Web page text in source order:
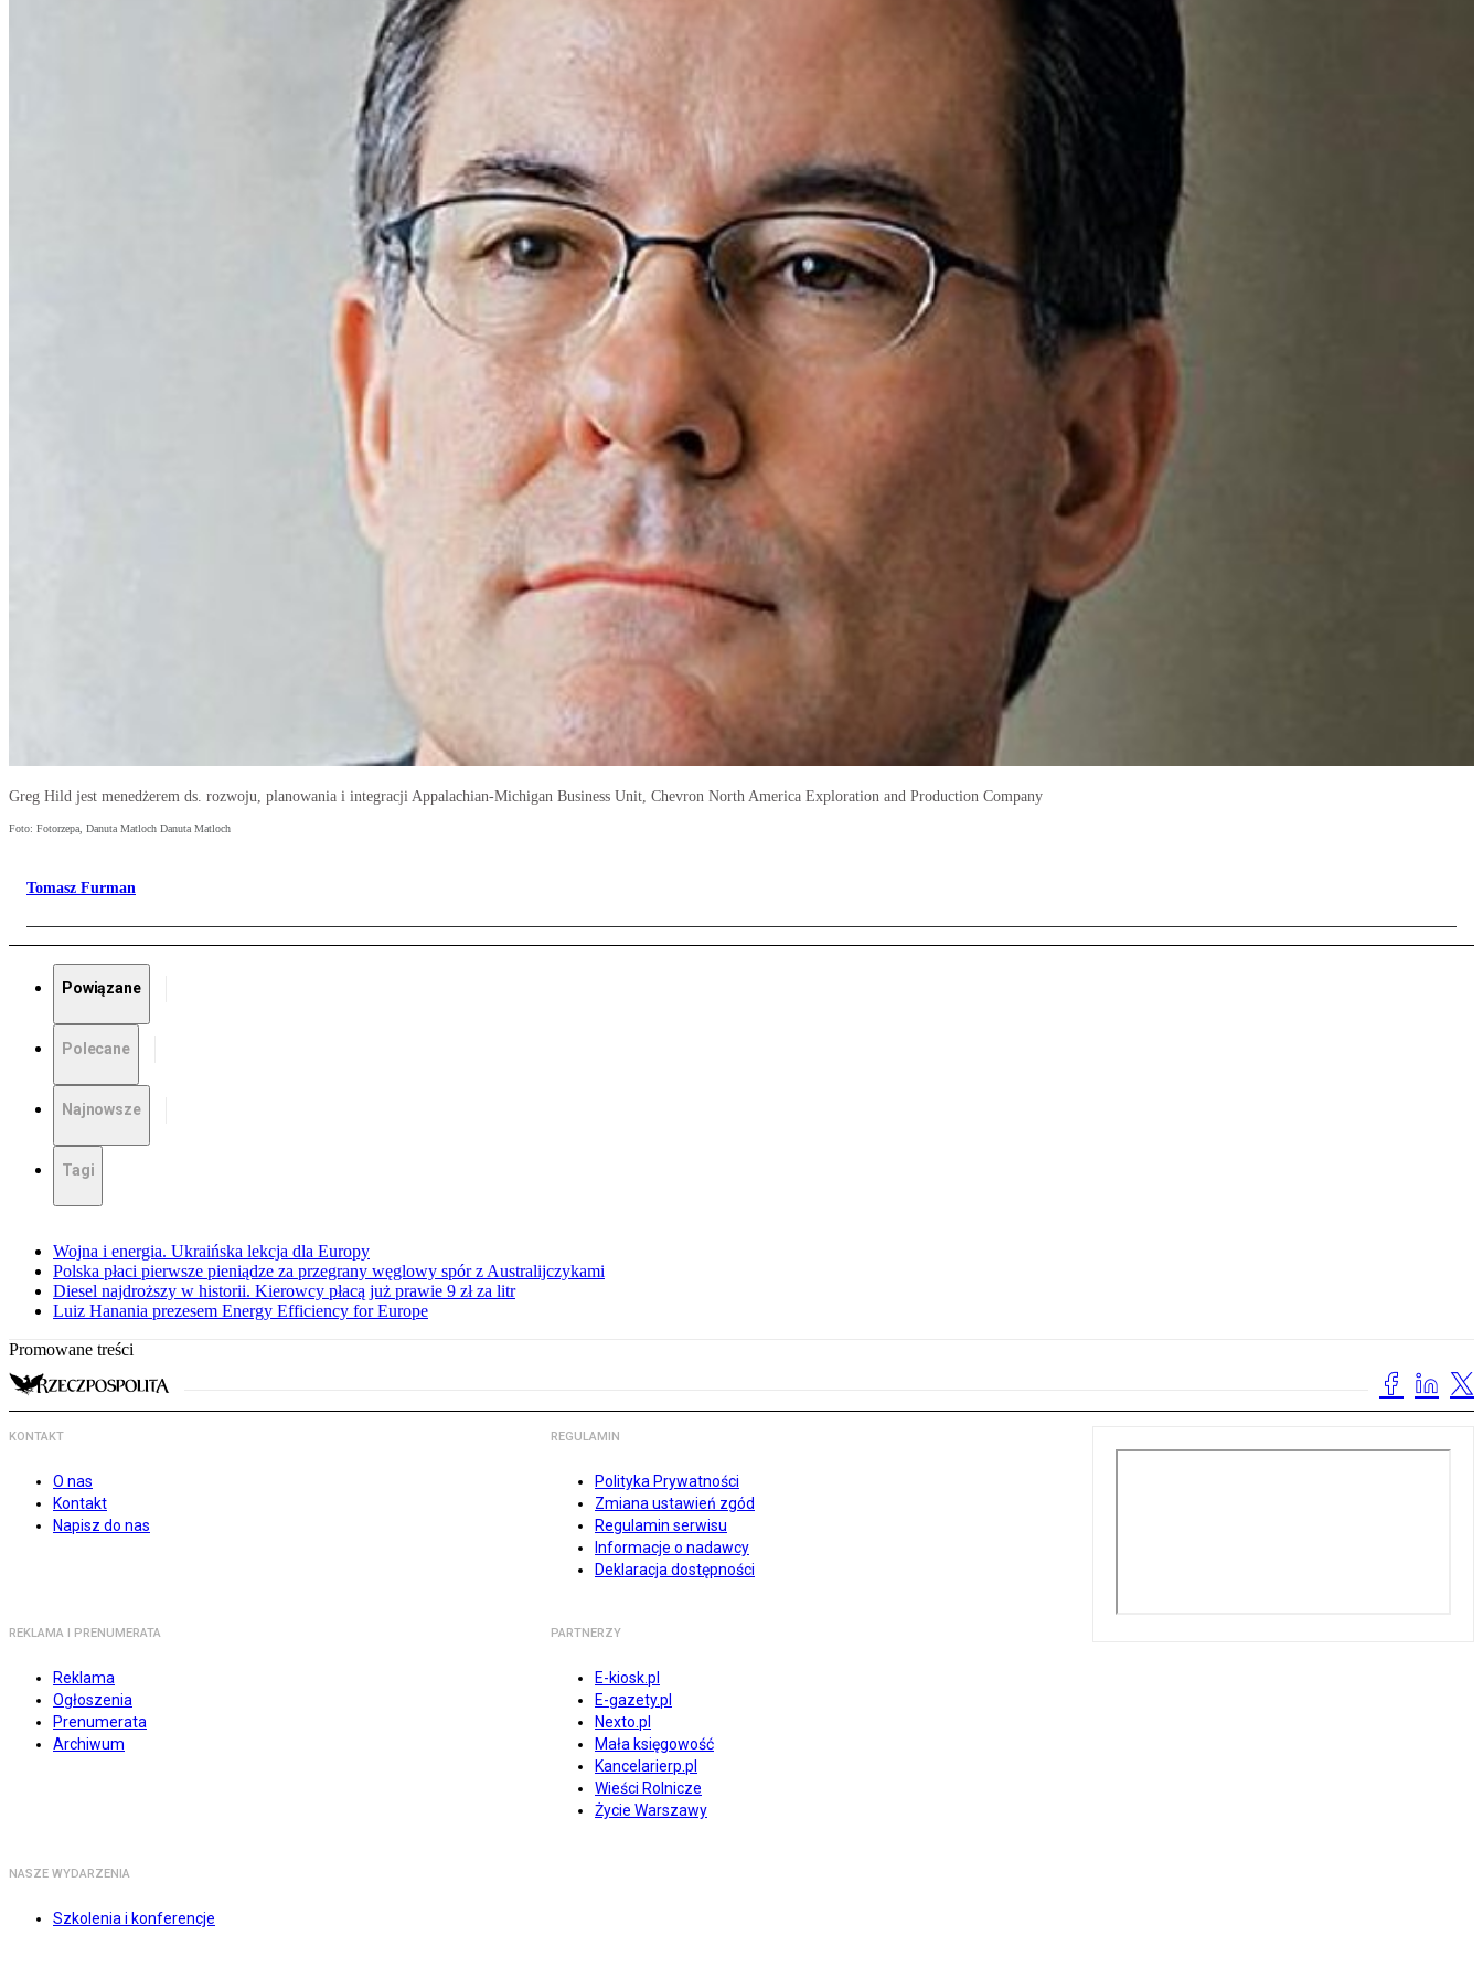
Greg Hild jest menedżerem ds. rozwoju, planowania i integracji Appalachian-Michigan Business Unit, Chevron North America Exploration and Production Company
Foto: Fotorzepa, Danuta Matloch Danuta Matloch
Tomasz Furman
Powiązane
Polecane
Najnowsze
Tagi
Wojna i energia. Ukraińska lekcja dla Europy
Polska płaci pierwsze pieniądze za przegrany węglowy spór z Australijczykami
Diesel najdroższy w historii. Kierowcy płacą już prawie 9 zł za litr
Luiz Hanania prezesem Energy Efficiency for Europe
Promowane treści
KONTAKT
O nas
Kontakt
Napisz do nas
REGULAMIN
Polityka Prywatności
Zmiana ustawień zgód
Regulamin serwisu
Informacje o nadawcy
Deklaracja dostępności
REKLAMA I PRENUMERATA
Reklama
Ogłoszenia
Prenumerata
Archiwum
PARTNERZY
E-kiosk.pl
E-gazety.pl
Nexto.pl
Mała księgowość
Kancelarierp.pl
Wieści Rolnicze
Życie Warszawy
NASZE WYDARZENIA
Szkolenia i konferencje